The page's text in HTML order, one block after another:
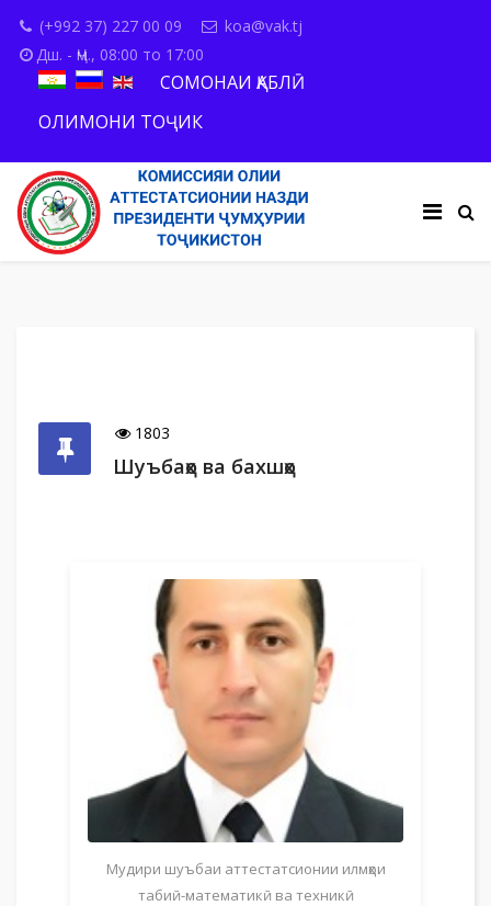
(+992 37) 227 00 09
koa@vak.tj
Дш. - Ҷм., 08:00 то 17:00
СОМОНАИ ҚАБЛӢ
ОЛИМОНИ ТОҶИК
1803
Шуъбаҳо ва бахшҳо
Мудири шуъбаи аттестатсионии илмҳои
табиӣ-математикӣ ва техникӣ